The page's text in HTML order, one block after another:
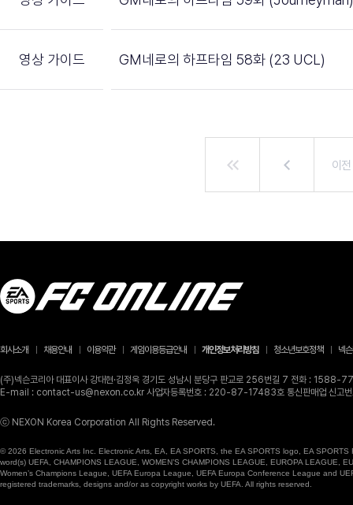
영상 가이드 GM네로의 하프타임 58화 (23 UCL)
이전
회사소개 채용안내 이용약관 게임이용등급안내 개인정보처리방침 청소년보호정책 넥
(주)넥슨코리아 대표이사 강대현·김정욱 경기도 성남시 분당구 판교로 256번길 7 전화 :
E-mail : contact-us@nexon.co.kr 사업자등록번호 : 220-87-17483호 통신판매업 신고
ⓒ NEXON Korea Corporation All Rights Reserved.
© 2026 Electronic Arts Inc. Electronic Arts, EA, EA SPORTS, the EA SPORTS logo, EA
word(s) UEFA, CHAMPIONS LEAGUE, WOMEN’S CHAMPIONS LEAGUE, EUROPA LEAGUE,
Women’s Champions League, UEFA Europa League, UEFA Europa Conference League and
registered trademarks, designs and/or as copyright works by UEFA. All rights reserved.